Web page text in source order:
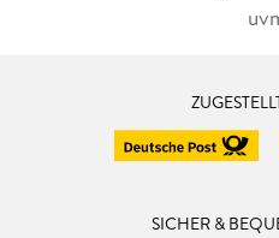
SICHER &